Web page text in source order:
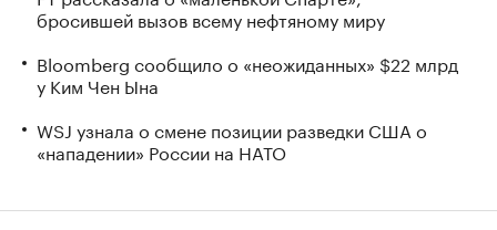
бросившей вызов всему нефтяному миру
Bloomberg сообщило о «неожиданных» $22 млрд
у Ким Чен Ына
WSJ узнала о смене позиции разведки США о
«нападении» России на НАТО